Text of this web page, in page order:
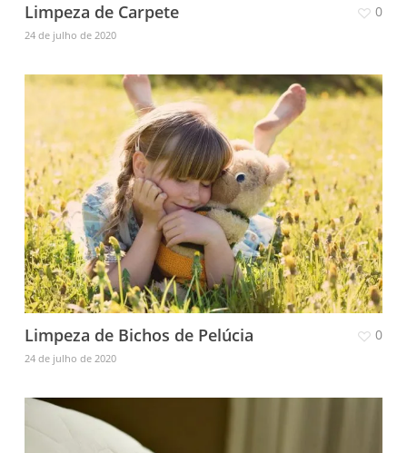
Limpeza de Carpete
24 de julho de 2020
0
Limpeza de Bichos de Pelúcia
24 de julho de 2020
0